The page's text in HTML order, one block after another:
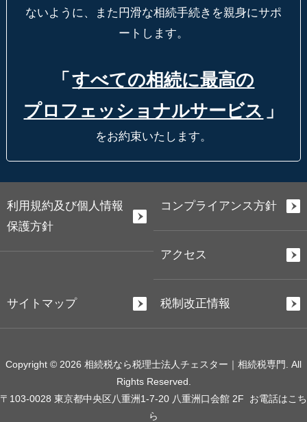
ないように、
また円滑な相続手続きを親身にサポ
ートします。
「 すべての相続に最高の
プロフェッショナルサービス 」
をお約束いたします。
利用規約及び個人情報
保護方針
コンプライアンス方針
アクセス
サイトマップ 税制改正情報
Copyright © 2026 相続税なら税理士法人チェスター｜相続税専門. All
Rights Reserved.
〒103-0028 東京都中央区八重洲1-7-20 八重洲口会館 2F お電話はこち
ら